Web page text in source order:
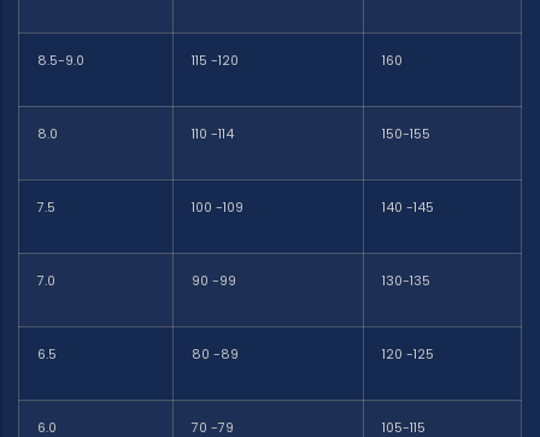
8.5-9.0 115 -120 160
8.0 110 -114 150-155
7.5 100 -109 140 -145
7.0 90 -99 130-135
6.5 80 -89 120 -125
6.0 70 -79 105-115